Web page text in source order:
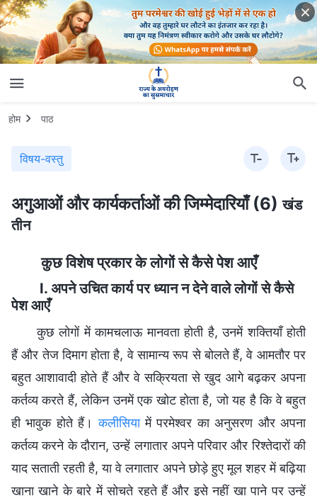
होम पाठ
विषय-वस्तु
अगुआओं और कार्यकर्ताओं की जिम्मेदारियाँ (6)खंड
तीन
कुछ विशेष प्रकार के लोगों से कैसे पेश आएँ
I. अपने उचित कार्य पर ध्यान न देने वाले लोगों से कैसे
पेश आएँ
कुछ लोगों में कामचलाऊ मानवता होती है, उनमें शक्तियाँ होती
हैं और तेज दिमाग होता है, वे सामान्य रूप से बोलते हैं, वे आमतौर पर
बहुत आशावादी होते हैं और वे सक्रियता से खुद आगे बढ़कर अपना
कर्तव्य करते हैं, लेकिन उनमें एक खोट होता है, जो यह है कि वे बहुत
ही भावुक होते हैं।कलीसियामें परमेश्वर का अनुसरण और अपना
कर्तव्य करने के दौरान, उन्हें लगातार अपने परिवार और रिश्तेदारों की
याद सताती रहती है, या वे लगातार अपने छोड़े हुए मूल शहर में बढ़िया
खाना खाने के बारे में सोचते रहते हैं और इसे नहीं खा पाने पर उन्हें